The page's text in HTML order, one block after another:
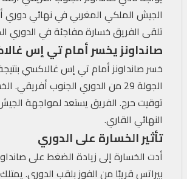
الجيش الملكي المغربي في نهائي دوري
تلقى الفريق خسارة مفاجئة في الدوري
صانداونز يخسر أمام تي إس
الجولة 29 من الدوري الجنوب
توقيت حرج. الفريق يستعد لمواجهة
النهائي القاري.
تأثير الخسارة على الدوري
أدت الخسارة إلى زيادة الضغط على